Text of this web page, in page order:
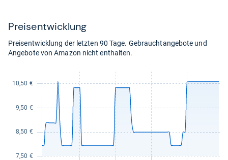
Preis­ent­wick­lung
Preisentwicklung der letzten 90 Tage. Gebrauchtangebote und
Angebote von Amazon nicht enthalten.